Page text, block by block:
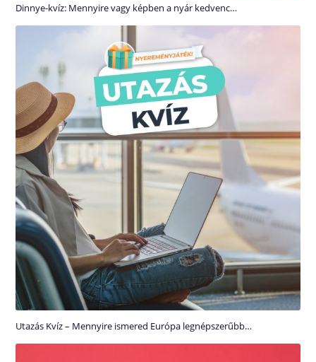
Dinnye-kvíz: Mennyire vagy képben a nyár kedvenc…
Utazás Kvíz – Mennyire ismered Európa legnépszerűbb…